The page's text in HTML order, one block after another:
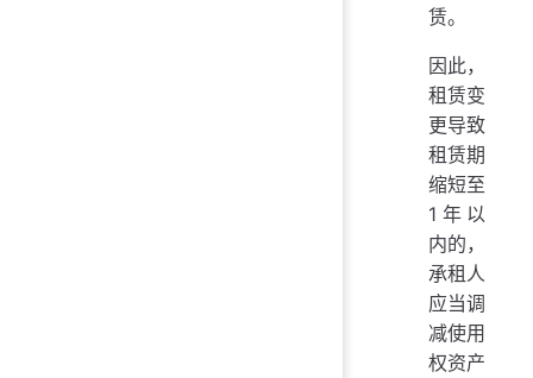
赁。
因此，
租赁变
更导致
租赁期
缩短至
1年以
内的，
承租人
应当调
减使用
权资产